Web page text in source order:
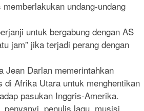
undang-undang
untuk bergabung dengan AS
jam” jika terjadi perang dengan
Jean Darlan memerintahkan
di Afrika Utara untuk menghentikan
pasukan Inggris-Amerika.
penyanyi, penulis lagu, musisi,